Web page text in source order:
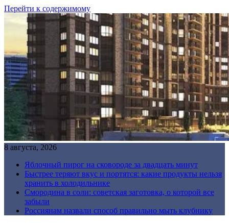
Перейти к содержимому
8 августа, 2026
Яблочный пирог на сковороде за двадцать минут
Быстрее теряют вкус и портятся: какие продукты нельзя
хранить в холодильнике
Смородина в соли: советская заготовка, о которой все
забыли
Россиянам назвали способ правильно мыть клубнику